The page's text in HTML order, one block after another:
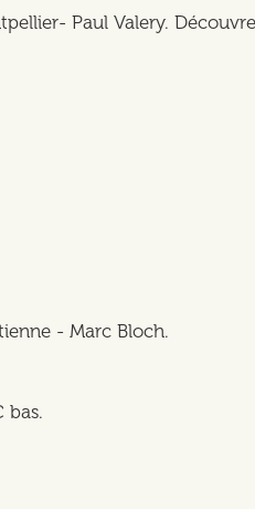
Paul Valery.
- Marc Bloch.
bas.